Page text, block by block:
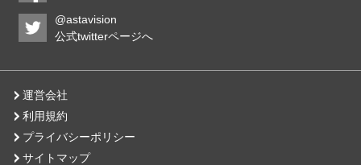
@astavision
公式twitterページへ
運営会社
利用規約
プライバシーポリシー
サイトマップ